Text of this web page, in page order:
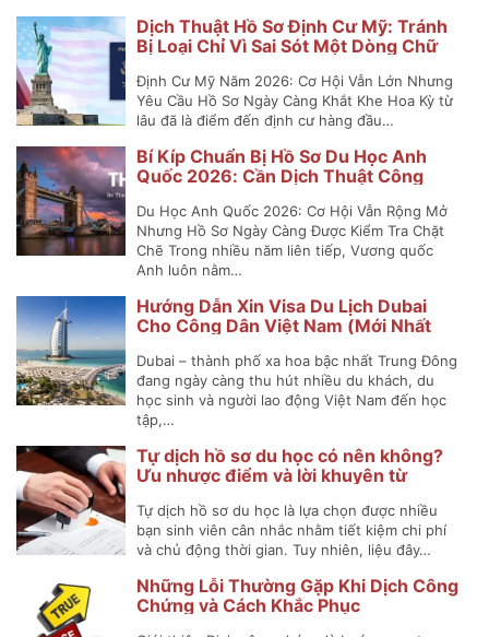
Dịch Thuật Hồ Sơ Định Cư Mỹ: Tránh
Bị Loại Chỉ Vì Sai Sót Một Dòng Chữ
Định Cư Mỹ Năm 2026: Cơ Hội Vẫn Lớn Nhưng
Yêu Cầu Hồ Sơ Ngày Càng Khắt Khe Hoa Kỳ từ
lâu đã là điểm đến định cư hàng đầu…
Bí Kíp Chuẩn Bị Hồ Sơ Du Học Anh
Quốc 2026: Cần Dịch Thuật Công
Du Học Anh Quốc 2026: Cơ Hội Vẫn Rộng Mở
Nhưng Hồ Sơ Ngày Càng Được Kiểm Tra Chặt
Chẽ Trong nhiều năm liên tiếp, Vương quốc
Anh luôn nằm…
Hướng Dẫn Xin Visa Du Lịch Dubai
Cho Công Dân Việt Nam (Mới Nhất
Dubai – thành phố xa hoa bậc nhất Trung Đông
đang ngày càng thu hút nhiều du khách, du
học sinh và người lao động Việt Nam đến học
tập,…
Tự dịch hồ sơ du học có nên không?
Ưu nhược điểm và lời khuyên từ
Tự dịch hồ sơ du học là lựa chọn được nhiều
bạn sinh viên cân nhắc nhằm tiết kiệm chi phí
và chủ động thời gian. Tuy nhiên, liệu đây…
Những Lỗi Thường Gặp Khi Dịch Công
Chứng và Cách Khắc Phục